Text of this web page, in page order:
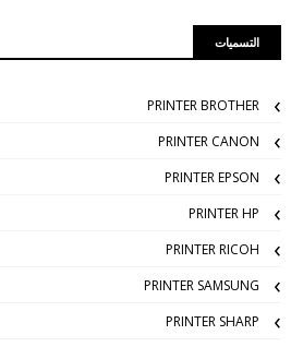
التسميات
PRINTER BROTHER
PRINTER CANON
PRINTER EPSON
PRINTER HP
PRINTER RICOH
PRINTER SAMSUNG
PRINTER SHARP